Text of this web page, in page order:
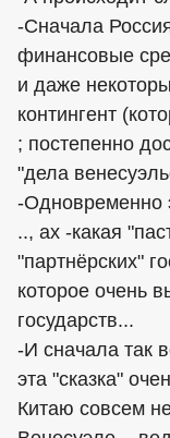
-Сначала
финансовые
и даже
контингент
; постепенно
"дела
-Одновременно
.., ах -какая
"партнёрских"
которое очень
государств...
-И сначала так
эта "сказка"
Китаю совсем